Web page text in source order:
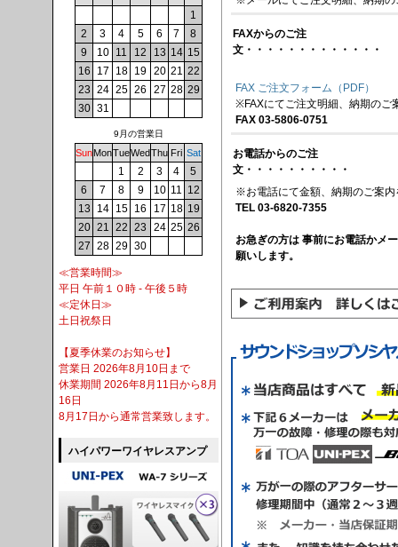
FAXからのご注
文・・・・・・・・・・・・・
FAX ご注文フォーム（PDF）
※FAXにてご注文明細、納期のご
FAX 03-5806-0751
お電話からのご注
文・・・・・・・・・・
※お電話にて金額、納期のご案内
TEL 03-6820-7355
お急ぎの方は 事前にお電話かメ
願いします。
1
2
3 4 5 6 7
8
9
10 11 12 13 14 15
16
17 18 19 20 21 22
23 24 25 26 27 28 29
30 31
9月の営業日
SunMonTueWedThu Fri Sat
1 2 3 4
5
6
7 8 9 10 11 12
13
14 15 16 17 18 19
20 21 22 23 24 25 26
27 28 29 30
≪営業時間≫
平日 午前１０時 - 午後５時
≪定休日≫
土日祝祭日
【夏季休業のお知らせ】
営業日 2026年8月10日まで
休業期間 2026年8月11日から8月
16日
8月17日から通常営業致します。
ハイパワーワイヤレスアンプ